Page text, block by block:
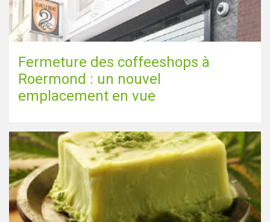
Fermeture des coffeeshops à
Roermond : un nouvel
emplacement en vue